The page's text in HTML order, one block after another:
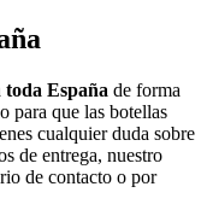
toda España de forma
para que las botellas
cualquier duda sobre
de entrega, nuestro
de contacto o por